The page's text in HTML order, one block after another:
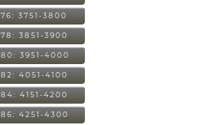
76: 3751-3800
78: 3851-3900
80: 3951-4000
82: 4051-4100
84: 4151-4200
86: 4251-4300